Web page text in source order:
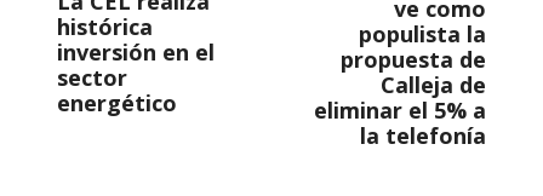
histórica
inversión en el
sector
energético
ve como
populista la
propuesta de
Calleja de
eliminar el 5% a
la telefonía